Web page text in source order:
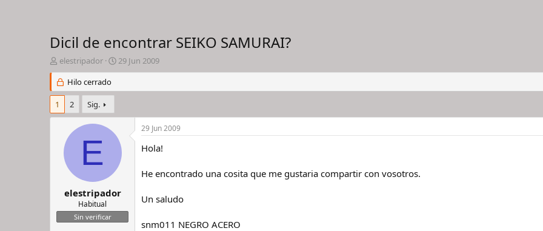
Dicil de encontrar SEIKO SAMURAI?
I
n
i
c
a
l
o
elestripador
F
e
h
d
i
n
c
o
29 Jun 2009
Hilo cerrado
1 2 Sig.
E
elestripador
Habitual
Sin verificar
29 Jun 2009
Hola!
He encontrado una cosita que me gustaria compartir con vosotros.
Un saludo
snm011 NEGRO ACERO